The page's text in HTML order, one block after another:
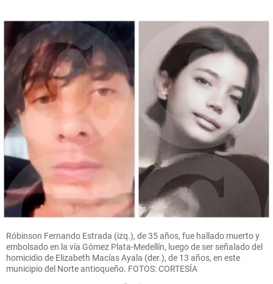
Róbinson Fernando Estrada (izq.), de 35 años, fue hallado muerto y
embolsado en la vía Gómez Plata-Medellín, luego de ser señalado del
homicidio de Elizabeth Macías Ayala (der.), de 13 años, en este
municipio del Norte antioqueño. FOTOS: CORTESÍA